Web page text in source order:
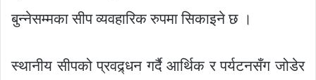
बुन्नेसम्मका सीप व्यवहारिक रुपमा सिकाइने छ ।
स्थानीय सीपको प्रवद्र्धन गर्दै आर्थिक र पर्यटनसँग जोडेर